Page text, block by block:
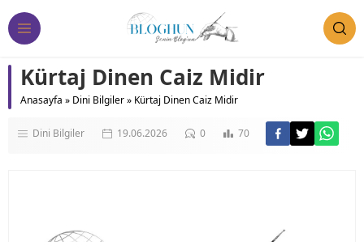
Kürtaj Dinen Caiz Midir
Anasayfa » Dini Bilgiler» Kürtaj Dinen Caiz Midir
Dini Bilgiler 19.06.2026 0 70